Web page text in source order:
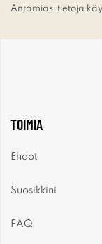
Antamiasi tietoja
TOIMIA
Ehdot
Suosikkini
FAQ